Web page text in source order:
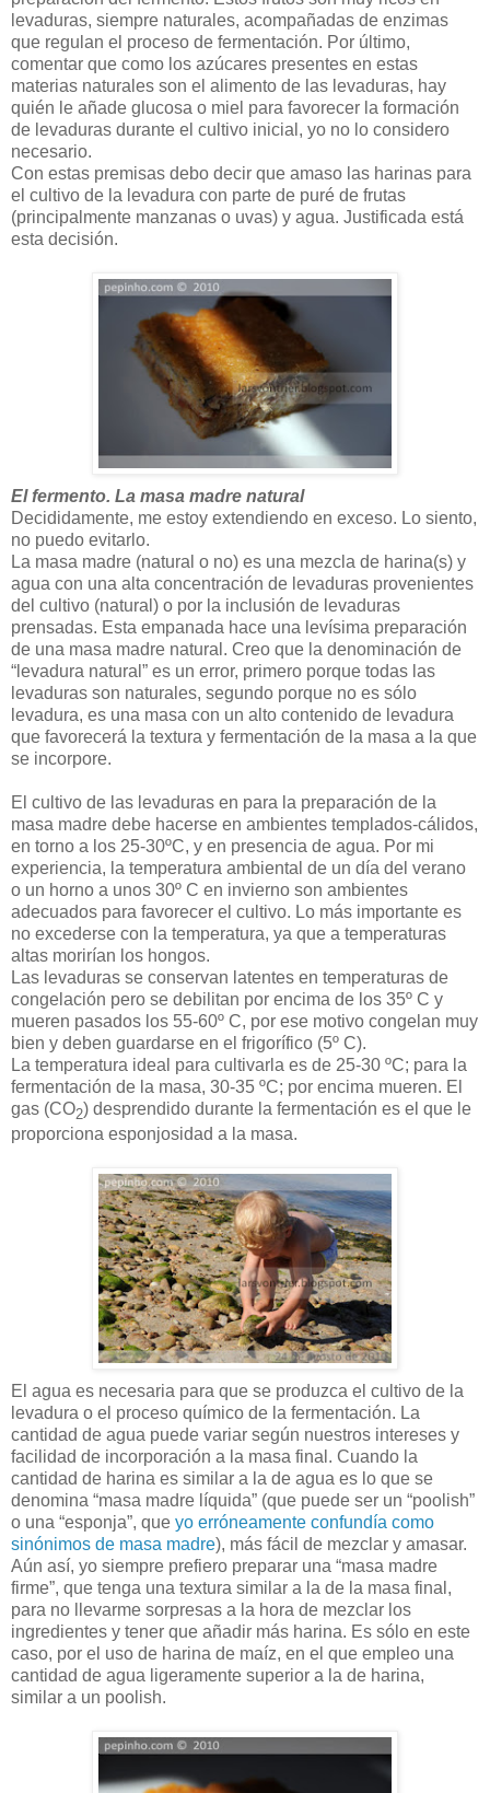
levaduras, siempre naturales, acompañadas de enzimas
que regulan el proceso de fermentación. Por último,
comentar que como los azúcares presentes en estas
materias naturales son el alimento de las levaduras, hay
quién le añade glucosa o miel para favorecer la formación
de levaduras durante el cultivo inicial, yo no lo considero
necesario.
Con estas premisas debo decir que amaso las harinas para
el cultivo de la levadura con parte de puré de frutas
(principalmente manzanas o uvas) y agua. Justificada está
esta decisión.
El fermento. La masa madre natural
Decididamente, me estoy extendiendo en exceso. Lo siento,
no puedo evitarlo.
La masa madre (natural o no) es una mezcla de harina(s) y
agua con una alta concentración de levaduras provenientes
del cultivo (natural) o por la inclusión de levaduras
prensadas. Esta empanada hace una levísima preparación
de una masa madre natural. Creo que la denominación de
“levadura natural” es un error, primero porque todas las
levaduras son naturales, segundo porque no es sólo
levadura, es una masa con un alto contenido de levadura
que favorecerá la textura y fermentación de la masa a la que
se incorpore.
El cultivo de las levaduras en para la preparación de la
masa madre debe hacerse en ambientes templados-cálidos,
en torno a los 25-30ºC, y en presencia de agua. Por mi
experiencia, la temperatura ambiental de un día del verano
o un horno a unos 30º C en invierno son ambientes
adecuados para favorecer el cultivo. Lo más importante es
no excederse con la temperatura, ya que a temperaturas
altas morirían los hongos.
Las levaduras se conservan latentes en temperaturas de
congelación pero se debilitan por encima de los 35º C y
mueren pasados los 55-60º C, por ese motivo congelan muy
bien y deben guardarse en el frigorífico (5º C).
La temperatura ideal para cultivarla es de 25-30 ºC; para la
fermentación de la masa, 30-35 ºC; por encima mueren. El
gas (CO2) desprendido durante la fermentación es el que le
proporciona esponjosidad a la masa.
El agua es necesaria para que se produzca el cultivo de la
levadura o el proceso químico de la fermentación. La
cantidad de agua puede variar según nuestros intereses y
facilidad de incorporación a la masa final. Cuando la
cantidad de harina es similar a la de agua es lo que se
denomina “masa madre líquida” (que puede ser un “poolish”
o una “esponja”, que yo erróneamente confundía como
sinónimos de masa madre), más fácil de mezclar y amasar.
Aún así, yo siempre prefiero preparar una “masa madre
firme”, que tenga una textura similar a la de la masa final,
para no llevarme sorpresas a la hora de mezclar los
ingredientes y tener que añadir más harina. Es sólo en este
caso, por el uso de harina de maíz, en el que empleo una
cantidad de agua ligeramente superior a la de harina,
similar a un poolish.